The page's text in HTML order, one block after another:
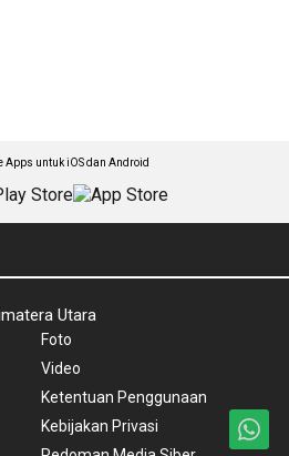
Apps untuk iOS dan Android
Utara
Foto
Video
Ketentuan Penggunaan
Kebijakan Privasi